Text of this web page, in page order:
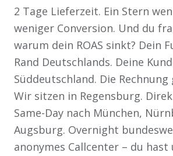
2 Tage Lieferzeit. Ein Stern
weniger Conversion. Und du
warum dein ROAS sinkt? Dein
Rand Deutschlands. Deine
Süddeutschland. Die
Wir sitzen in Regensburg.
Same-Day nach München,
Augsburg. Overnight
anonymes Callcenter – du hast